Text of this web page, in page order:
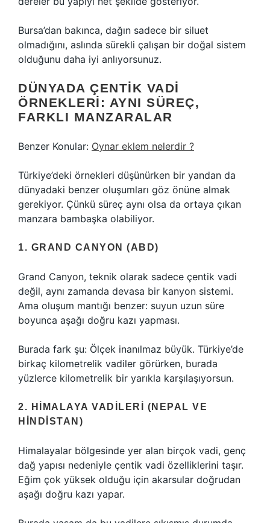
Bursa’dan bakınca, dağın sadece bir siluet
olmadığını, aslında sürekli çalışan bir doğal sistem
olduğunu daha iyi anlıyorsunuz.
DÜNYADA ÇENTIK VADI
ÖRNEKLERI: AYNI SÜREÇ,
FARKLI MANZARALAR
Benzer Konular: Oynar eklem nelerdir ?
Türkiye’deki örnekleri düşünürken bir yandan da
dünyadaki benzer oluşumları göz önüne almak
gerekiyor. Çünkü süreç aynı olsa da ortaya çıkan
manzara bambaşka olabiliyor.
1. GRAND CANYON (ABD)
Grand Canyon, teknik olarak sadece çentik vadi
değil, aynı zamanda devasa bir kanyon sistemi.
Ama oluşum mantığı benzer: suyun uzun süre
boyunca aşağı doğru kazı yapması.
Burada fark şu: Ölçek inanılmaz büyük. Türkiye’de
birkaç kilometrelik vadiler görürken, burada
yüzlerce kilometrelik bir yarıkla karşılaşıyorsun.
2. HIMALAYA VADILERI (NEPAL VE
HINDISTAN)
Himalayalar bölgesinde yer alan birçok vadi, genç
dağ yapısı nedeniyle çentik vadi özelliklerini taşır.
Eğim çok yüksek olduğu için akarsular doğrudan
aşağı doğru kazı yapar.